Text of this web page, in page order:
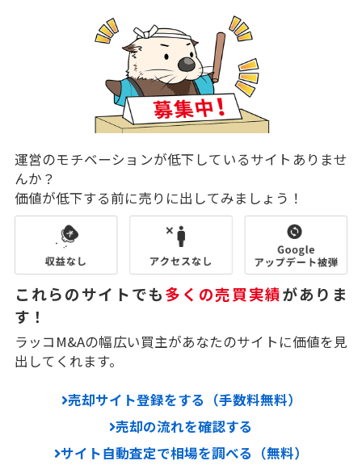
運営のモチベーションが低下しているサイトありませ
んか？
価値が低下する前に売りに出してみましょう！
これらのサイトでも多くの売買実績がありま
す！
ラッコM&Aの幅広い買主があなたのサイトに価値を見
出してくれます。
売却サイト登録をする（手数料無料）
売却の流れを確認する
サイト自動査定で相場を調べる（無料）